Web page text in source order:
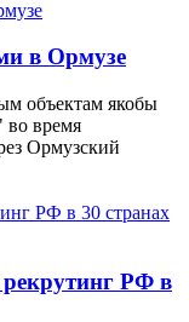
в Ормузе
объектам якобы
во время
Ормузский
рекрутинг РФ в